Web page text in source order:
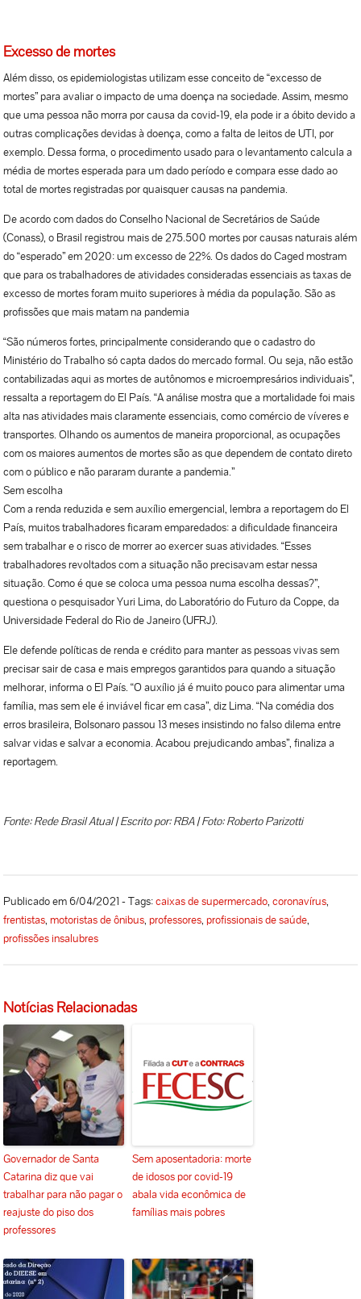
Excesso de mortes
Além disso, os epidemiologistas utilizam esse conceito de “excesso de
mortes” para avaliar o impacto de uma doença na sociedade. Assim, mesmo
que uma pessoa não morra por causa da covid-19, ela pode ir a óbito devido a
outras complicações devidas à doença, como a falta de leitos de UTI, por
exemplo. Dessa forma, o procedimento usado para o levantamento calcula a
média de mortes esperada para um dado período e compara esse dado ao
total de mortes registradas por quaisquer causas na pandemia.
De acordo com dados do Conselho Nacional de Secretários de Saúde
(Conass), o Brasil registrou mais de 275.500 mortes por causas naturais além
do “esperado” em 2020: um excesso de 22%. Os dados do Caged mostram
que para os trabalhadores de atividades consideradas essenciais as taxas de
excesso de mortes foram muito superiores à média da população. São as
profissões que mais matam na pandemia
“São números fortes, principalmente considerando que o cadastro do
Ministério do Trabalho só capta dados do mercado formal. Ou seja, não estão
contabilizadas aqui as mortes de autônomos e microempresários individuais”,
ressalta a reportagem do El País. “A análise mostra que a mortalidade foi mais
alta nas atividades mais claramente essenciais, como comércio de víveres e
transportes. Olhando os aumentos de maneira proporcional, as ocupações
com os maiores aumentos de mortes são as que dependem de contato direto
com o público e não pararam durante a pandemia.”
Sem escolha
Com a renda reduzida e sem auxílio emergencial, lembra a reportagem do El
País, muitos trabalhadores ficaram emparedados: a dificuldade financeira
sem trabalhar e o risco de morrer ao exercer suas atividades. “Esses
trabalhadores revoltados com a situação não precisavam estar nessa
situação. Como é que se coloca uma pessoa numa escolha dessas?”,
questiona o pesquisador Yuri Lima, do Laboratório do Futuro da Coppe, da
Universidade Federal do Rio de Janeiro (UFRJ).
Ele defende políticas de renda e crédito para manter as pessoas vivas sem
precisar sair de casa e mais empregos garantidos para quando a situação
melhorar, informa o El País. “O auxílio já é muito pouco para alimentar uma
família, mas sem ele é inviável ficar em casa”, diz Lima. “Na comédia dos
erros brasileira, Bolsonaro passou 13 meses insistindo no falso dilema entre
salvar vidas e salvar a economia. Acabou prejudicando ambas”, finaliza a
reportagem.
Fonte: Rede Brasil Atual | Escrito por: RBA | Foto: Roberto Parizotti
Publicado em 6/04/2021 - Tags:caixas de supermercado,coronavírus,
frentistas,motoristas de ônibus,professores,profissionais de saúde,
profissões insalubres
Notícias Relacionadas
Governador de Santa
Catarina diz que vai
trabalhar para não pagar o
reajuste do piso dos
professores
Sem aposentadoria: morte
de idosos por covid-19
abala vida econômica de
famílias mais pobres